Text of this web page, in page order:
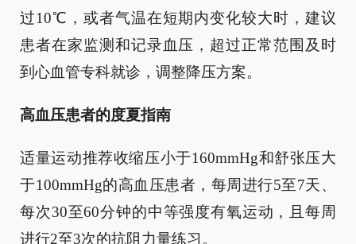
过10℃，或者气温在短期内变化较大时，建议
患者在家监测和记录血压，超过正常范围及时
到心血管专科就诊，调整降压方案。
高血压患者的度夏指南
适量运动推荐收缩压小于160mmHg和舒张压大
于100mmHg的高血压患者，每周进行5至7天、
每次30至60分钟的中等强度有氧运动，且每周
进行2至3次的抗阻力量练习。